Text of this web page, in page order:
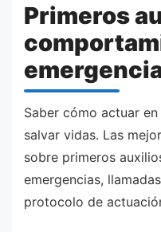
Primeros
Saber cómo actuar
salvar vidas. Las
sobre primeros
emergencias,
protocolo de